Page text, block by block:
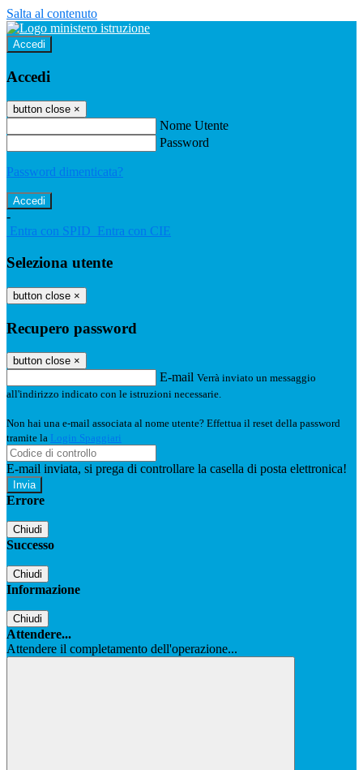
Salta al contenuto
Accedi
Accedi
button close ×
Nome Utente
Password
Password dimenticata?
-
Entra con SPID Entra con CIE
Seleziona utente
button close ×
Recupero password
button close ×
E-mail Verrà inviato un messaggio
all'indirizzo indicato con le istruzioni necessarie.
Non hai una e-mail associata al nome utente? Effettua il reset della password
tramite la Login Spaggiari
E-mail inviata, si prega di controllare la casella di posta elettronica!
Errore
Chiudi
Successo
Chiudi
Informazione
Chiudi
Attendere...
Attendere il completamento dell'operazione...